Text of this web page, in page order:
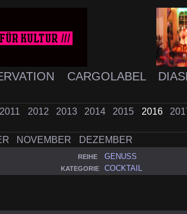
CARGOLABEL
2011 2012 2013 2014 2015 2016
NOVEMBER DEZEMBER
REIHE GENUSS
KATEGORIE COCKTAIL